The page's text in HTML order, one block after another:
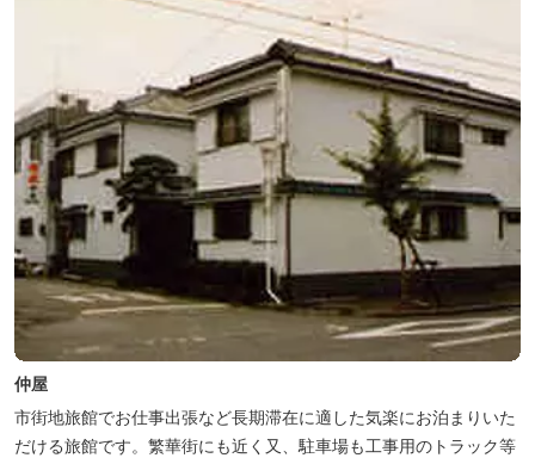
仲屋
市街地旅館でお仕事出張など長期滞在に適した気楽にお泊まりいた
だける旅館です。繁華街にも近く又、駐車場も工事用のトラック等